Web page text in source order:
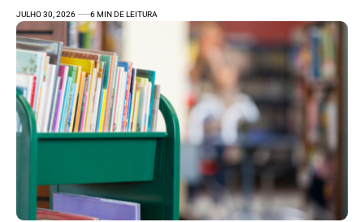
JULHO 30, 2026 6 MIN DE LEITURA